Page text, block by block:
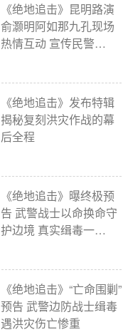
《绝地追击》昆明路演
俞灏明阿如那九孔现场
热情互动 宣传民警…
《绝地追击》发布特辑
揭秘复刻洪灾作战的幕
后全程
《绝地追击》曝终极预
告 武警战士以命换命守
护边境 真实缉毒一…
《绝地追击》“亡命围剿”
预告 武警边防战士缉毒
遇洪灾伤亡惨重